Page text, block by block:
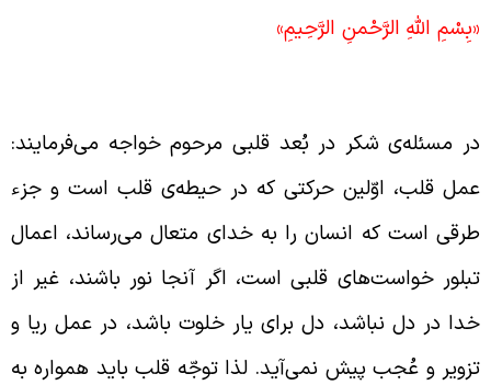
اللَّهِ الرَّحْمنِ الرَّحِيمِ‏»
مسئله‌ی شکر در بُعد قلبی مرحوم خواجه می‌فرمایند:
قلب، اوّلین حرکتی که در حیطه‌ی قلب است و جزء
است که انسان را به خدای متعال می‌رساند، اعمال
خواست‌های قلبی است، اگر آنجا نور باشند، غیر از
در دل نباشد، دل برای یار خلوت باشد، در عمل ریا و
و عُجب پیش نمی‌آید. لذا توجّه قلب باید همواره به